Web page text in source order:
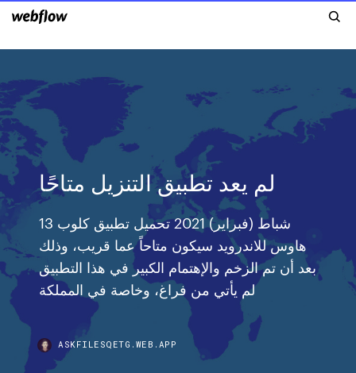
لم يعد تطبيق التنزيل متاحًا
13 شباط (فبراير) 2021 تحميل تطبيق كلوب
هاوس للاندرويد سيكون متاحاً عما قريب، وذلك
بعد أن تم الزخم والإهتمام الكبير في هذا التطبيق
لم يأتي من فراغ، وخاصة في المملكة
ASKFILESQETG.WEB.APP